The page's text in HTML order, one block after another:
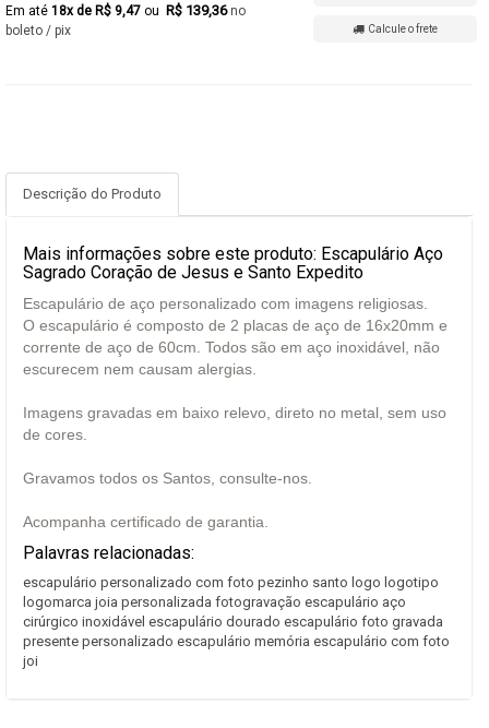
18x de R$ 9,47 R$ 139,36no
boleto / pix
Calcule o frete
Descrição do Produto
Mais informações sobre este produto: Escapulário Aço
Sagrado Coração de Jesus e Santo Expedito
Escapulário de aço personalizado com imagens religiosas.
O escapulário é composto de 2 placas de aço de 16x20mm e
corrente de aço de 60cm. Todos são em aço inoxidável, não
escurecem nem causam alergias.
Imagens gravadas em baixo relevo, direto no metal, sem uso
de cores.
Gravamos todos os Santos, consulte-nos.
Acompanha certificado de garantia.
Palavras relacionadas:
escapulário personalizado com foto pezinho santo logo logotipo
logomarca joia personalizada fotogravação escapulário aço
cirúrgico inoxidável escapulário dourado escapulário foto gravada
presente personalizado escapulário memória escapulário com foto
joi